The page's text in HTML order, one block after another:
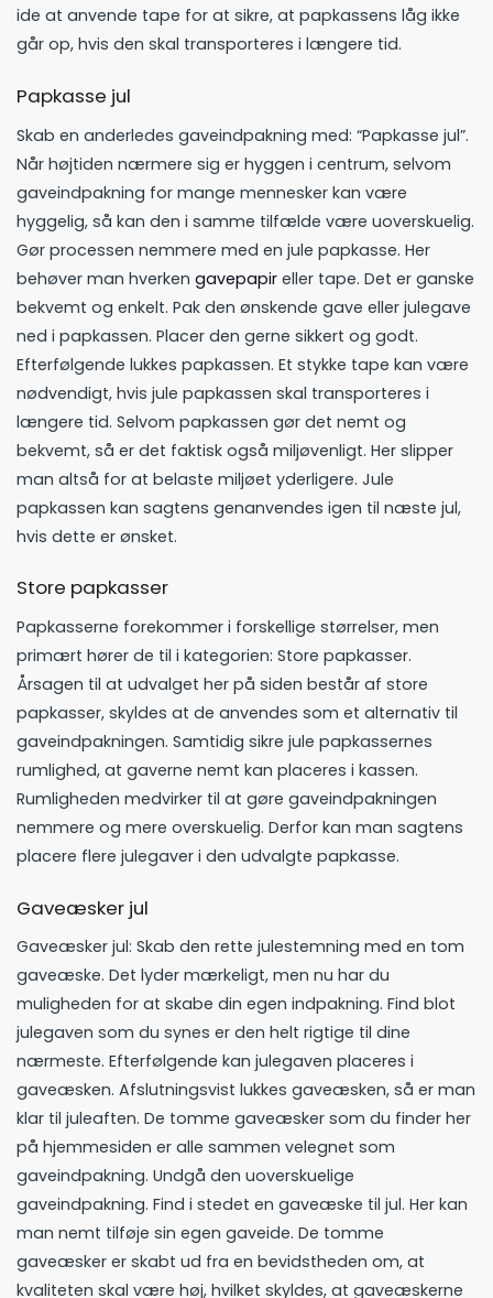
ide at anvende tape for at sikre, at papkassens låg ikke
går op, hvis den skal transporteres i længere tid.
Papkasse jul
Skab en anderledes gaveindpakning med: “Papkasse jul”.
Når højtiden nærmere sig er hyggen i centrum, selvom
gaveindpakning for mange mennesker kan være
hyggelig, så kan den i samme tilfælde være uoverskuelig.
Gør processen nemmere med en jule papkasse. Her
behøver man hverken gavepapir eller tape. Det er ganske
bekvemt og enkelt. Pak den ønskende gave eller julegave
ned i papkassen. Placer den gerne sikkert og godt.
Efterfølgende lukkes papkassen. Et stykke tape kan være
nødvendigt, hvis jule papkassen skal transporteres i
længere tid. Selvom papkassen gør det nemt og
bekvemt, så er det faktisk også miljøvenligt. Her slipper
man altså for at belaste miljøet yderligere. Jule
papkassen kan sagtens genanvendes igen til næste jul,
hvis dette er ønsket.
Store papkasser
Papkasserne forekommer i forskellige størrelser, men
primært hører de til i kategorien: Store papkasser.
Årsagen til at udvalget her på siden består af store
papkasser, skyldes at de anvendes som et alternativ til
gaveindpakningen. Samtidig sikre jule papkassernes
rumlighed, at gaverne nemt kan placeres i kassen.
Rumligheden medvirker til at gøre gaveindpakningen
nemmere og mere overskuelig. Derfor kan man sagtens
placere flere julegaver i den udvalgte papkasse.
Gaveæsker jul
Gaveæsker jul: Skab den rette julestemning med en tom
gaveæske. Det lyder mærkeligt, men nu har du
muligheden for at skabe din egen indpakning. Find blot
julegaven som du synes er den helt rigtige til dine
nærmeste. Efterfølgende kan julegaven placeres i
gaveæsken. Afslutningsvist lukkes gaveæsken, så er man
klar til juleaften. De tomme gaveæsker som du finder her
på hjemmesiden er alle sammen velegnet som
gaveindpakning. Undgå den uoverskuelige
gaveindpakning. Find i stedet en gaveæske til jul. Her kan
man nemt tilføje sin egen gaveide. De tomme
gaveæsker er skabt ud fra en bevidstheden om, at
kvaliteten skal være høj, hvilket skyldes, at gaveæskerne